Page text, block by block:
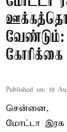
வேண்டும்:
கோரிக்கை
Published on: 10
சென்னை,
மோட்டா